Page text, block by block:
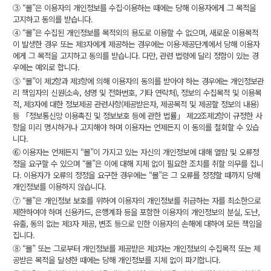
③ “몰”은 이용자의 개인정보를 수집·이용하는 때에는 당해 이용자에게 그 목적을
고지하고 동의를 받습니다.
④ “몰”은 수집된 개인정보를 목적외의 용도로 이용할 수 없으며, 새로운 이용목적
이 발생한 경우 또는 제3자에게 제공하는 경우에는 이용·제공단계에서 당해 이용자
에게 그 목적을 고지하고 동의를 받습니다. 다만, 관련 법령에 달리 정함이 있는 경
우에는 예외로 합니다.
⑤ “몰”이 제2항과 제3항에 의해 이용자의 동의를 받아야 하는 경우에는 개인정보관
리 책임자의 신원(소속, 성명 및 전화번호, 기타 연락처), 정보의 수집목적 및 이용목
적, 제3자에 대한 정보제공 관련사항(제공받은자, 제공목적 및 제공할 정보의 내용)
등 「정보통신망 이용촉진 및 정보보호 등에 관한 법률」 제22조제2항이 규정한 사
항을 미리 명시하거나 고지해야 하며 이용자는 언제든지 이 동의를 철회할 수 있습
니다.
⑥ 이용자는 언제든지 “몰”이 가지고 있는 자신의 개인정보에 대해 열람 및 오류정
정을 요구할 수 있으며 “몰”은 이에 대해 지체 없이 필요한 조치를 취할 의무를 집니
다. 이용자가 오류의 정정을 요구한 경우에는 “몰”은 그 오류를 정정할 때까지 당해
개인정보를 이용하지 않습니다.
⑦ “몰”은 개인정보 보호를 위하여 이용자의 개인정보를 취급하는 자를 최소한으로
제한하여야 하며 신용카드, 은행계좌 등을 포함한 이용자의 개인정보의 분실, 도난,
유출, 동의 없는 제3자 제공, 변조 등으로 인한 이용자의 손해에 대하여 모든 책임을
집니다.
⑧ “몰” 또는 그로부터 개인정보를 제공받은 제3자는 개인정보의 수집목적 또는 제
공받은 목적을 달성한 때에는 당해 개인정보를 지체 없이 파기합니다.